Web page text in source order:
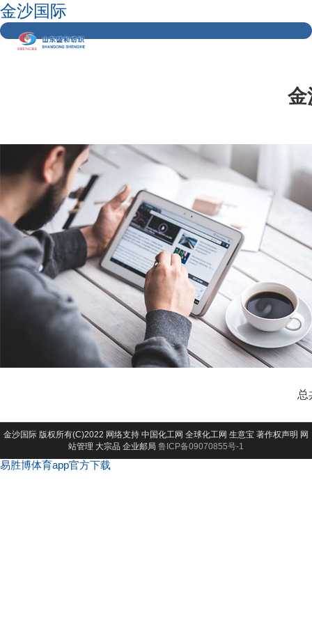
金沙国际
金
总
金沙国际 版权所有(C)2022 网络支持 中国化工网 全球化工网 生意宝 著作权声明 网
站管理 大宗品 企业邮局 鲁ICP备09070855号-1
易胜博体育app官方下载